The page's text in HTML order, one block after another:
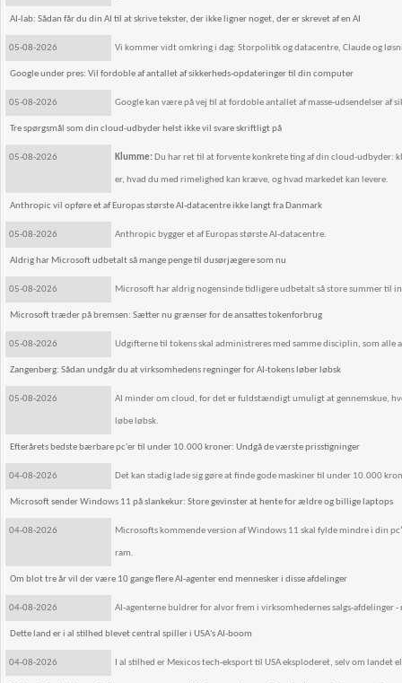
AI-lab: Sådan får du din AI til at skrive tekster, der ikke ligner noget, der er skrevet af en AI
05-08-2026 Vi kommer vidt omkring i dag: Storpolitik og datacentre, Claude og
Google under pres: Vil fordoble af antallet af sikkerheds-opdateringer til din computer
05-08-2026 Google kan være på vej til at fordoble antallet af masse-udsendelser af
Tre spørgsmål som din cloud-udbyder helst ikke vil svare skriftligt på
05-08-2026 Klumme: Du har ret til at forvente konkrete ting af din cloud-
er, hvad du med rimelighed kan kræve, og hvad markedet kan levere.
Anthropic vil opføre et af Europas største AI-datacentre ikke langt fra Danmark
05-08-2026 Anthropic bygger et af Europas største AI-datacentre.
Aldrig har Microsoft udbetalt så mange penge til dusørjægere som nu
05-08-2026 Microsoft har aldrig nogensinde tidligere udbetalt så store summer til
Microsoft træder på bremsen: Sætter nu grænser for de ansattes tokenforbrug
05-08-2026 Udgifterne til tokens skal administreres med samme disciplin, som
Zangenberg: Sådan undgår du at virksomhedens regninger for AI-tokens løber løbsk
05-08-2026 AI minder om cloud, for det er fuldstændigt umuligt at gennemskue,
løbe løbsk.
Efterårets bedste bærbare pc'er til under 10.000 kroner: Undgå de værste prisstigninger
04-08-2026 Det kan stadig lade sig gøre at finde gode maskiner til under 10.000
Microsoft sender Windows 11 på slankekur: Store gevinster at hente for ældre og billige laptops
04-08-2026 Microsofts kommende version af Windows 11 skal fylde mindre i din
ram.
Om blot tre år vil der være 10 gange flere AI-agenter end mennesker i disse afdelinger
04-08-2026 AI-agenterne buldrer for alvor frem i virksomhedernes salgs-
Dette land er i al stilhed blevet central spiller i USA's AI-boom
04-08-2026 I al stilhed er Mexicos tech-eksport til USA eksploderet, selv om